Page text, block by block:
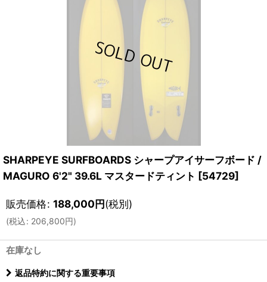
SHARPEYE SURFBOARDS シャープアイサーフボード /
MAGURO 6'2" 39.6L マスタードティント [54729]
販売価格: 188,000円(税別)
(税込: 206,800円)
在庫なし
返品特約に関する重要事項